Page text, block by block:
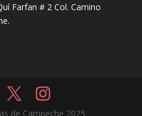
Farfan # 2 Col. Camino
de Campeche 2025